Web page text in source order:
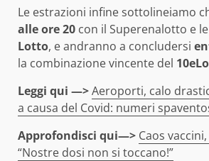
Le estrazioni infine sottolineiamo
alle ore 20 con il Superenalotto e le
Lotto, e andranno a concludersi
la combinazione vincente del
Leggi qui —>Aeroporti, calo
a causa del Covid: numeri
Approfondisci qui—> Caos
“Nostre dosi non si toccano!”